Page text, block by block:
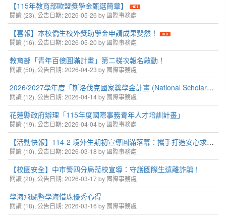
【115年教育部歐盟獎學金甄選簡章】
閱讀 (23), 公告日期: 2026-05-26 by 國際事務處
【喜報】本校僑生校外獎助學金申請成果斐然！
閱讀 (16), 公告日期: 2026-05-20 by 國際事務處
教育部「青年百億圓滿計畫」第二梯次報名啟動！
閱讀 (50), 公告日期: 2026-04-23 by 國際事務處
2026/2027學年度「斯洛伐克國家獎學金計畫 (National Scholarship Programme of the Slovak Republic)」
閱讀 (12), 公告日期: 2026-04-14 by 國際事務處
花蓮縣政府辦理「115年度國際事務青年人才培訓計畫」
閱讀 (19), 公告日期: 2026-04-04 by 國際事務處
【活動快報】114-2 境外生期初宣導圓滿落幕：攜手打造安心求學環境
閱讀 (10), 公告日期: 2026-03-18 by 國際事務處
【校園安全】中市警四分局蒞校宣導：守護國際生遠離詐騙！
閱讀 (20), 公告日期: 2026-03-17 by 國際事務處
學海飛颺暨學海惜珠優秀心得
閱讀 (18), 公告日期: 2026-03-16 by 國際事務處